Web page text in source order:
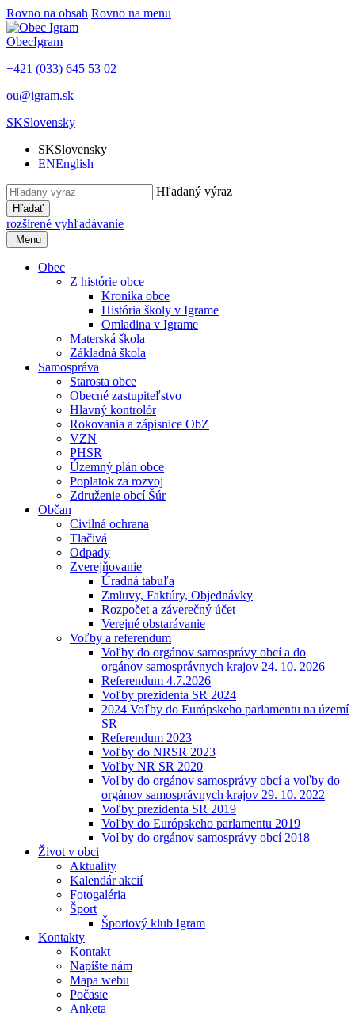
Rovno na obsah Rovno na menu
ObecIgram
+421 (033) 645 53 02
ou@igram.sk
SKSlovensky
SKSlovensky
ENEnglish
Hľadaný výraz
Hľadať
rozšírené vyhľadávanie
Menu
Obec
Z histórie obce
Kronika obce
História školy v Igrame
Omladina v Igrame
Materská škola
Základná škola
Samospráva
Starosta obce
Obecné zastupiteľstvo
Hlavný kontrolór
Rokovania a zápisnice ObZ
VZN
PHSR
Územný plán obce
Poplatok za rozvoj
Združenie obcí Šúr
Občan
Civilná ochrana
Tlačivá
Odpady
Zverejňovanie
Úradná tabuľa
Zmluvy, Faktúry, Objednávky
Rozpočet a záverečný účet
Verejné obstarávanie
Voľby a referendum
Voľby do orgánov samosprávy obcí a do
orgánov samosprávnych krajov 24. 10. 2026
Referendum 4.7.2026
Voľby prezidenta SR 2024
2024 Voľby do Európskeho parlamentu na území
SR
Referendum 2023
Voľby do NRSR 2023
Voľby NR SR 2020
Voľby do orgánov samosprávy obcí a voľby do
orgánov samosprávnych krajov 29. 10. 2022
Voľby prezidenta SR 2019
Voľby do Európskeho parlamentu 2019
Voľby do orgánov samosprávy obcí 2018
Život v obci
Aktuality
Kalendár akcií
Fotogaléria
Šport
Športový klub Igram
Kontakty
Kontakt
Napíšte nám
Mapa webu
Počasie
Anketa